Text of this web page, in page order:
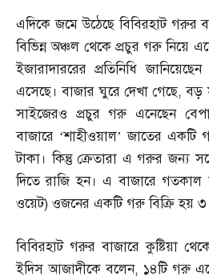
এদিকে জমে উঠেছে বিবিরহাট গরুর
বিভিন্ন অঞ্চল থেকে প্রচুর গরু নিয়ে
ইজারাদাররের প্রতিনিধি
এসেছে। বাজার ঘুরে দেখা গেছে,বড়
সাইজেরও প্রচুর গরু এনেছেন
বাজারে ‘শাহীওয়াল’ জাতের
টাকা। কিন্তু ক্রেতারা এ গরুর জন্য
দিতে রাজি হন। এ বাজারে
ওয়েট) ওজনের একটি গরু বিক্রি হয় ৩
বিবিরহাট গরুর বাজারে কুষ্টিয়া
ইদিস আজাদীকে বলেন, ১৪টি গরু